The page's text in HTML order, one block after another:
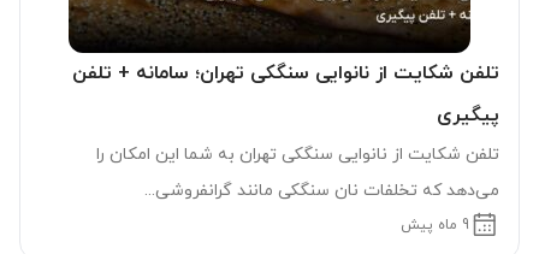
تلفن شکایت از نانوایی سنگکی تهران؛ سامانه + تلفن
پیگیری
تلفن شکایت از نانوایی سنگکی تهران به شما این امکان را
می‌دهد که تخلفات نان سنگکی مانند گرانفروشی...
9 ماه پیش